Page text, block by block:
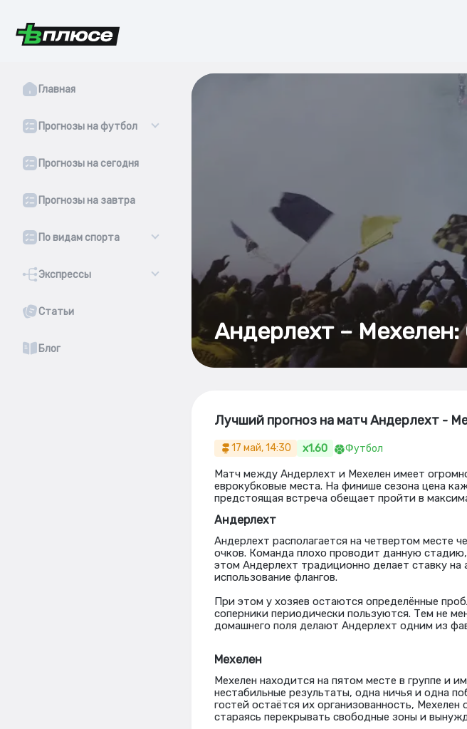
Главная
Прогнозы на футбол
Прогнозы на сегодня
Прогнозы на завтра
По видам спорта
Экспрессы
Статьи
Блог
Андерлехт –
Лучший прогноз на матч Андерлехт -
17 май, 14:30 x1.60 Футбол
Матч между Андерлехт и Мехелен имеет
еврокубковые места. На финише сезона цена
предстоящая встреча обещает пройти в
Андерлехт
Андерлехт располагается на четвертом месте
очков. Команда плохо проводит данную
этом Андерлехт традиционно делает ставку
использование флангов.
При этом у хозяев остаются определённые
соперники периодически пользуются. Тем не
домашнего поля делают Андерлехт одним из
Мехелен
Мехелен находится на пятом месте в группе и
нестабильные результаты, одна ничья и одна
гостей остаётся их организованность,
стараясь перекрывать свободные зоны и